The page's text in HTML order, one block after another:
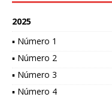
2025
▪ Número 1
▪ Número 2
▪ Número 3
▪ Número 4